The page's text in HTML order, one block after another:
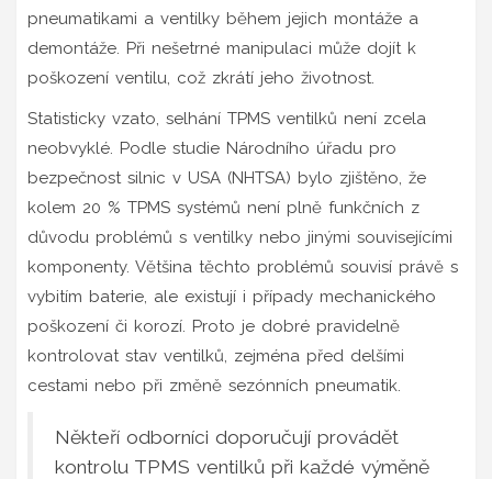
pneumatikami a ventilky během jejich montáže a
demontáže. Při nešetrné manipulaci může dojít k
poškození ventilu, což zkrátí jeho životnost.
Statisticky vzato, selhání TPMS ventilků není zcela
neobvyklé. Podle studie Národního úřadu pro
bezpečnost silnic v USA (NHTSA) bylo zjištěno, že
kolem 20 % TPMS systémů není plně funkčních z
důvodu problémů s ventilky nebo jinými souvisejícími
komponenty. Většina těchto problémů souvisí právě s
vybitím baterie, ale existují i případy mechanického
poškození či korozí. Proto je dobré pravidelně
kontrolovat stav ventilků, zejména před delšími
cestami nebo při změně sezónních pneumatik.
Někteří odborníci doporučují provádět
kontrolu TPMS ventilků při každé výměně